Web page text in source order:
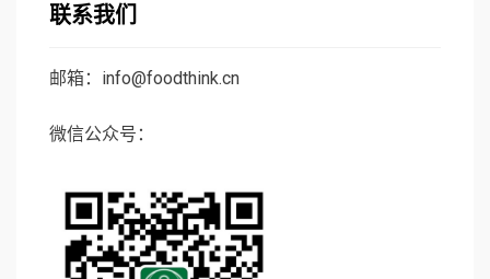
联系我们
邮箱：info@foodthink.cn
微信公众号：